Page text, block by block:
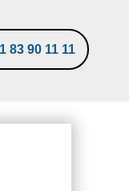
83 90 11 11